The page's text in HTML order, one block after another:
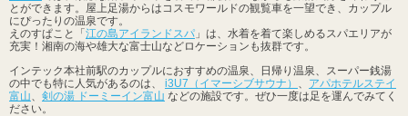
とができます。屋上足湯からはコスモワールドの観覧車を一望でき、カップル
にぴったりの温泉です。
えのすぱこと「 江の島アイランドスパ 」は、水着を着て楽しめるスパエリアが
充実！湘南の海や雄大な富士山などロケーションも抜群です。
インテック本社前駅のカップルにおすすめの温泉、日帰り温泉、スーパー銭湯
の中でも特に人気があるのは、 i3U7（イマーシブサウナ） 、 アパホテルステイ
富山、 剣の湯 ドーミーイン富山 などの施設です。ぜひ一度は足を運んでみてく
ださい。